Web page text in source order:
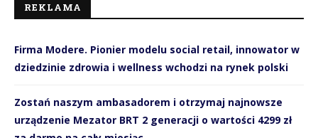
REKLAMA
Firma Modere. Pionier modelu social retail, innowator w
dziedzinie zdrowia i wellness wchodzi na rynek polski
Zostań naszym ambasadorem i otrzymaj najnowsze
urządzenie Mezator BRT 2 generacji o wartości 4299 zł